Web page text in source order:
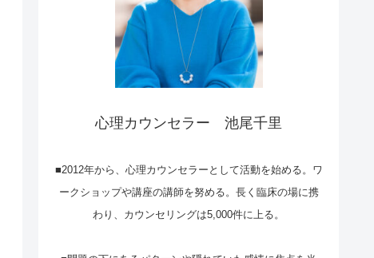
心理カウンセラー 池尾千里
■2012年から、心理カウンセラーとして活動を始める。ワ
ークショップや講座の講師を努める。長く臨床の場に携
わり、カウンセリングは5,000件に上る。